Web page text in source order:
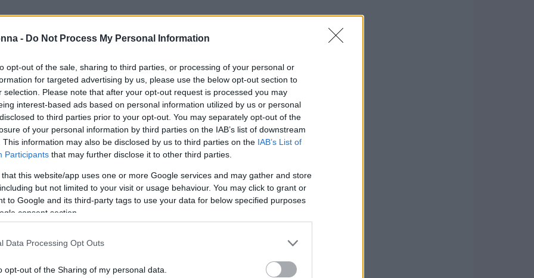
- Do Not Process My Personal Information
opt-out of the sale, sharing to third parties, or processing of your personal or
for targeted advertising by us, please use the below opt-out section to
selection. Please note that after your opt-out request is processed you may
interest-based ads based on personal information utilized by us or personal
to third parties prior to your opt-out. You may separately opt-out of the
of your personal information by third parties on the IAB’s list of downstream
This information may also be disclosed by us to third parties on the IAB’s List of
Participants that may further disclose it to other third parties.
that this website/app uses one or more Google services and may gather and store
but not limited to your visit or usage behaviour. You may click to grant or
to Google and its third-party tags to use your data for below specified purposes
consent section.
Data Processing Opt Outs
opt-out of the Sharing of my personal data.
e spettro di copertura
pensato per essere spruzzato sul viso già